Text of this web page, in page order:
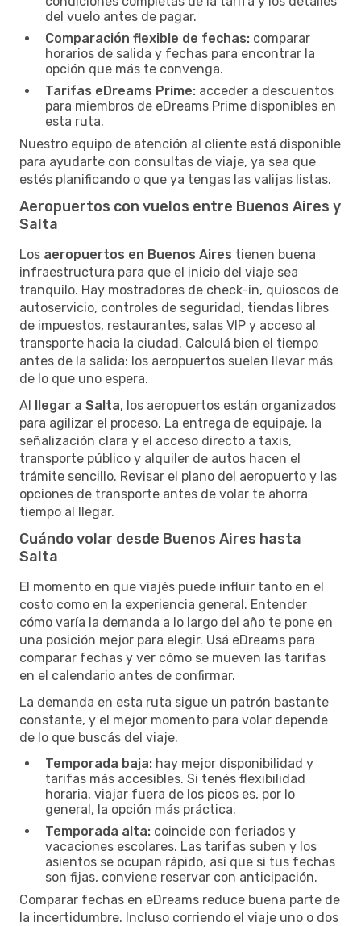
del vuelo antes de pagar.
Comparación flexible de fechas: comparar
horarios de salida y fechas para encontrar la
opción que más te convenga.
Tarifas eDreams Prime: acceder a descuentos
para miembros de eDreams Prime disponibles en
esta ruta.
Nuestro equipo de atención al cliente está disponible
para ayudarte con consultas de viaje, ya sea que
estés planificando o que ya tengas las valijas listas.
Aeropuertos con vuelos entre Buenos Aires y
Salta
Los aeropuertos en Buenos Aires tienen buena
infraestructura para que el inicio del viaje sea
tranquilo. Hay mostradores de check-in, quioscos de
autoservicio, controles de seguridad, tiendas libres
de impuestos, restaurantes, salas VIP y acceso al
transporte hacia la ciudad. Calculá bien el tiempo
antes de la salida: los aeropuertos suelen llevar más
de lo que uno espera.
Al llegar a Salta, los aeropuertos están organizados
para agilizar el proceso. La entrega de equipaje, la
señalización clara y el acceso directo a taxis,
transporte público y alquiler de autos hacen el
trámite sencillo. Revisar el plano del aeropuerto y las
opciones de transporte antes de volar te ahorra
tiempo al llegar.
Cuándo volar desde Buenos Aires hasta
Salta
El momento en que viajés puede influir tanto en el
costo como en la experiencia general. Entender
cómo varía la demanda a lo largo del año te pone en
una posición mejor para elegir. Usá eDreams para
comparar fechas y ver cómo se mueven las tarifas
en el calendario antes de confirmar.
La demanda en esta ruta sigue un patrón bastante
constante, y el mejor momento para volar depende
de lo que buscás del viaje.
Temporada baja: hay mejor disponibilidad y
tarifas más accesibles. Si tenés flexibilidad
horaria, viajar fuera de los picos es, por lo
general, la opción más práctica.
Temporada alta: coincide con feriados y
vacaciones escolares. Las tarifas suben y los
asientos se ocupan rápido, así que si tus fechas
son fijas, conviene reservar con anticipación.
Comparar fechas en eDreams reduce buena parte de
la incertidumbre. Incluso corriendo el viaje uno o dos